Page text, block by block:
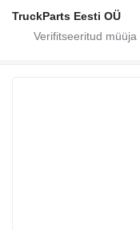
TruckParts Eesti OÜ